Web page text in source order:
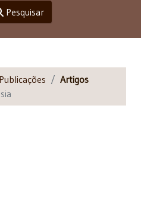
Pesquisar
Publicações
Artigos